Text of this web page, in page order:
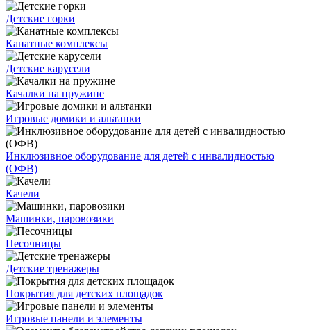
Детские горки
Канатные комплексы
Детские карусели
Качалки на пружине
Игровые домики и альтанки
Инклюзивное оборудование для детей с инвалидностью
(ОФВ)
Качели
Машинки, паровозики
Песочницы
Детские тренажеры
Покрытия для детских площадок
Игровые панели и элементы